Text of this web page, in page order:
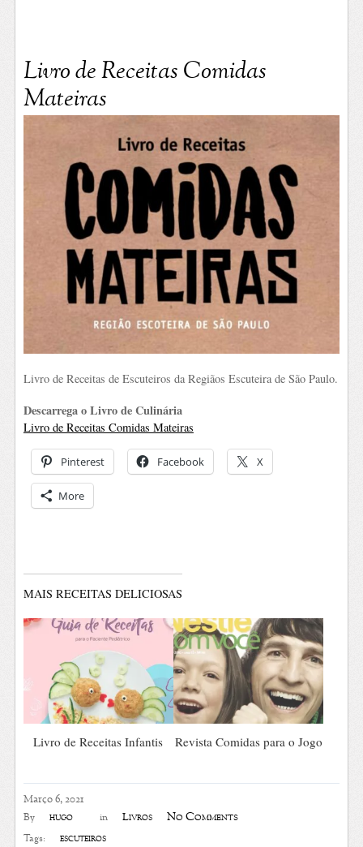
Livro de Receitas Comidas
Mateiras
Março 6, 2021
By hugo in Livros No Comments
Tags: escuteiros
Livro de Receitas de Escuteiros da Regiãos Escuteira de São Paulo.
Descarrega o Livro de Culinária
Livro de Receitas Comidas Mateiras
Pinterest Facebook X
More
MAIS RECEITAS DELICIOSAS
Livro de Receitas Infantis Revista Comidas para o Jogo